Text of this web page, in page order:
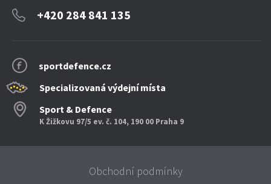
sportdefence.cz
Specializovaná výdejní místa
Sport & Defence
K Žižkovu 97/5 ev. č. 104, 190 00 Praha 9
+420 284 841 135
Obchodní podmínky